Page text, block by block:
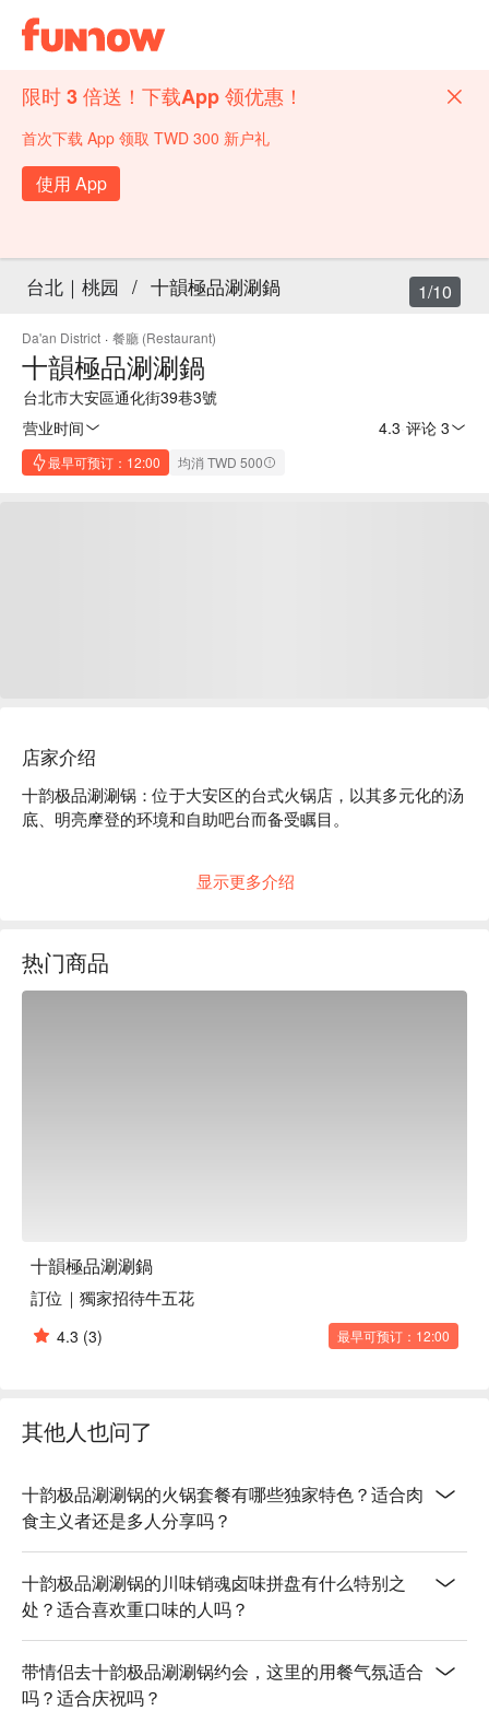
限时 3 倍送！下载App 领优惠！
首次下载 App 领取 TWD 300 新户礼
使用 App
台北｜桃园 / 十韻極品涮涮鍋
Da'an District · 餐廳 (Restaurant)
十韻極品涮涮鍋
台北市大安區通化街39巷3號
营业时间
4.3 评论 3
最早可预订：12:00 均消 TWD 500
1/10
店家介绍
十韵极品涮涮锅：位于大安区的台式火锅店，以其多元化的汤
底、明亮摩登的环境和自助吧台而备受瞩目。
是明亮舒适的现代风格——简约线条、休闲木桌，营造出超级
在地人超爱它的理由：汤底是绝对的主角！从暖心的芋头排
🍽️ 口碑必吃
鸡腿锅套餐 | 经典之选，鸡腿肉鲜嫩多汁。
牛五花锅套餐 | 肉食控必点！油花丰富的牛肉片，口感超满
验。
海陆都要选择困难锅 | 选择困难症？点它就对啦！海鲜和肉肉
双人活力充沛大海鲜餐 | 超澎湃的新鲜海鲜拼盘，份量十足，
适合双人分享。
心提醒：若包含酒精饮品，请理性饮酒｜过量饮酒，有害健
康）
显示更多介绍
热门商品
十韻極品涮涮鍋
訂位｜獨家招待牛五花
4.3 (3) 最早可预订：12:00
其他人也问了
十韵极品涮涮锅的火锅套餐有哪些独家特色？适合肉
食主义者还是多人分享吗？
十韵极品涮涮锅的川味销魂卤味拼盘有什么特别之
处？适合喜欢重口味的人吗？
带情侣去十韵极品涮涮锅约会，这里的用餐气氛适合
吗？适合庆祝吗？